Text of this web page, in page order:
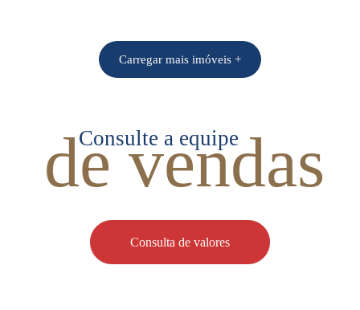
Carregar mais imóveis +
Consulte a equipe
de vendas
Consulta de valores